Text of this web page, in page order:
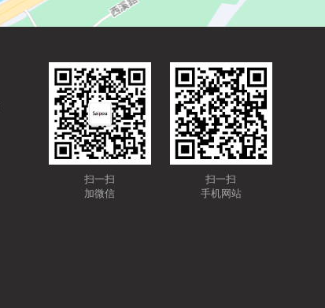
扫一扫
加微信
扫一扫
手机网站